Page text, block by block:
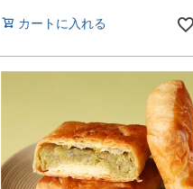
カートに入れる